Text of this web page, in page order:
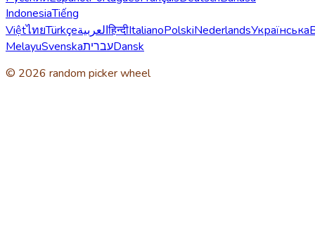
IndonesiaTiếng
ViệtไทยTürkçeالعربيةहिन्दीItalianoPolskiNederlandsУкраїнська
MelayuSvenskaעבריתDansk
© 2026 random picker wheel